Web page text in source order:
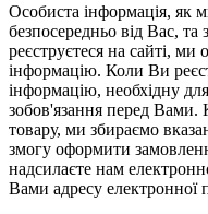
Особиста інформація, як
безпосередньо від Вас,
реєструєтеся на сайті,
інформацію. Коли Ви
інформацію, необхідну
зобов'язання перед Вами.
товару, ми збираємо
змогу оформити
надсилаєте нам
Вами адресу електронної